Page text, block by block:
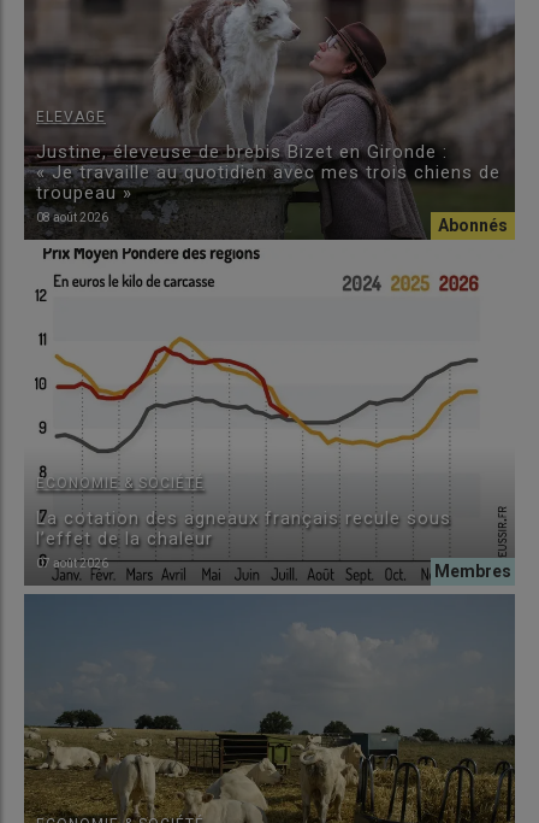
ELEVAGE
Justine, éleveuse de brebis Bizet en Gironde :
« Je travaille au quotidien avec mes trois chiens de
troupeau »
08 août 2026
ECONOMIE & SOCIÉTÉ
La cotation des agneaux français recule sous
l’effet de la chaleur
07 août 2026